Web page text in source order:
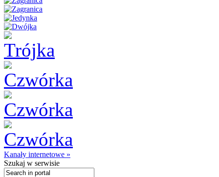
Kanały internetowe »
Szukaj w serwisie